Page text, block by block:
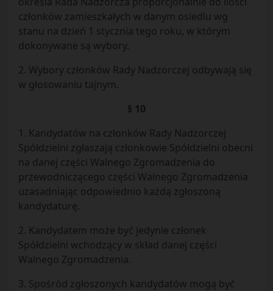
członków zamieszkałych w danym osiedlu wg
stanu na dzień 1 stycznia tego roku, w którym
dokonywane są wybory.
2. Wybory członków Rady Nadzorczej odbywają się
w głosowaniu tajnym.
§ 10
1. Kandydatów na członków Rady Nadzorczej
Spółdzielni zgłaszają członkowie Spółdzielni obecni
na danej części Walnego Zgromadzenia do
przewodniczącego części Walnego Zgromadzenia
uzasadniając odpowiednio każdą zgłoszoną
kandydaturę.
2. Kandydatem może być jedynie członek
Spółdzielni wchodzący w skład danej części
Walnego Zgromadzenia.
3. Spośród zgłoszonych kandydatów mogą być